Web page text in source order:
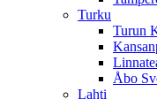
Turku
Turun
Åbo
Lahti